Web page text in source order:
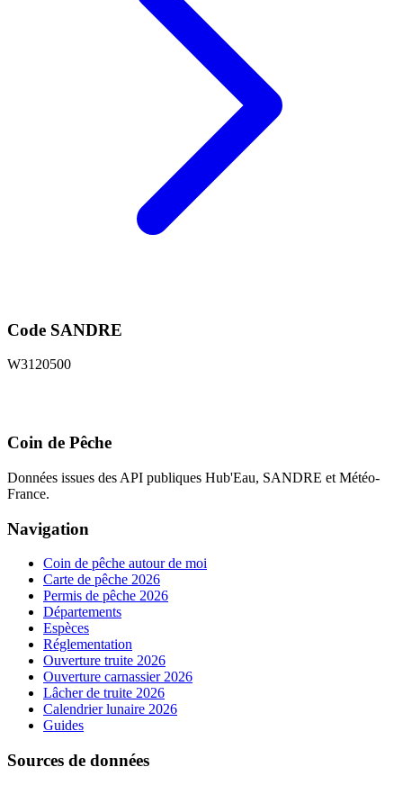
Code SANDRE
W3120500
Coin de Pêche
Données issues des API publiques Hub'Eau, SANDRE et Météo-
France.
Navigation
Coin de pêche autour de moi
Carte de pêche 2026
Permis de pêche 2026
Départements
Espèces
Réglementation
Ouverture truite 2026
Ouverture carnassier 2026
Lâcher de truite 2026
Calendrier lunaire 2026
Guides
Sources de données